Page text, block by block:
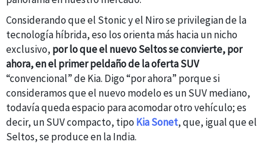
Considerando que el Stonic y el Niro se privilegian de la
tecnología híbrida, eso los orienta más hacia un nicho
exclusivo, por lo que el nuevo Seltos se convierte, por
ahora, en el primer peldaño de la oferta SUV
“convencional” de Kia. Digo “por ahora” porque si
consideramos que el nuevo modelo es un SUV mediano,
todavía queda espacio para acomodar otro vehículo; es
decir, un SUV compacto, tipo Kia Sonet, que, igual que el
Seltos, se produce en la India.